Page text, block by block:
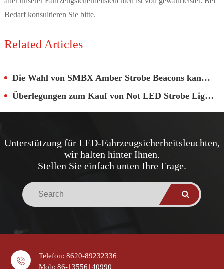
Bedarf konsultieren Sie bitte.
Related Articles
Die Wahl von SMBX Amber Strobe Beacons kann den Warneffekt verbessern
Überlegungen zum Kauf von Not LED Strobe Lights
Unterstützung für LED-Fahrzeugsicherheitsleuchten,
wir halten hinter Ihnen.
Stellen Sie einfach unten Ihre Frage.
Telefon: 8620-89232336
Mob: 86-13556140990